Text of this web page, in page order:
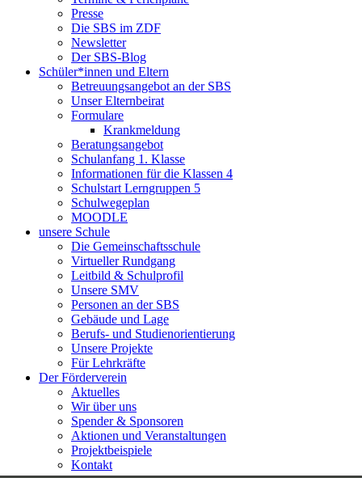
Presse
Die SBS im ZDF
Newsletter
Der SBS-Blog
Schüler*innen und Eltern
Betreuungsangebot an der SBS
Unser Elternbeirat
Formulare
Krankmeldung
Beratungsangebot
Schulanfang 1. Klasse
Informationen für die Klassen 4
Schulstart Lerngruppen 5
Schulwegeplan
MOODLE
unsere Schule
Die Gemeinschaftsschule
Virtueller Rundgang
Leitbild & Schulprofil
Unsere SMV
Personen an der SBS
Gebäude und Lage
Berufs- und Studienorientierung
Unsere Projekte
Für Lehrkräfte
Der Förderverein
Aktuelles
Wir über uns
Spender & Sponsoren
Aktionen und Veranstaltungen
Projektbeispiele
Kontakt